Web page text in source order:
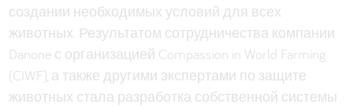
создании необходимых условий для всех
животных. Результатом сотрудничества компании
Danone с организацией Compassion in World Farming
(CIWF), а также другими экспертами по защите
животных стала разработка собственной системы